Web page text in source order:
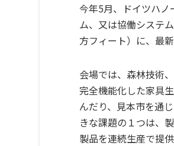
今年5月、ドイツハ
ム、又は協働システ
方フィート）に、最
会場では、森林技術
完全機能化した家具
んだり、見本市を通
きな課題の１つは、
製品を連続生産で提